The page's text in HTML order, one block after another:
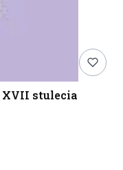
XVII stulecia